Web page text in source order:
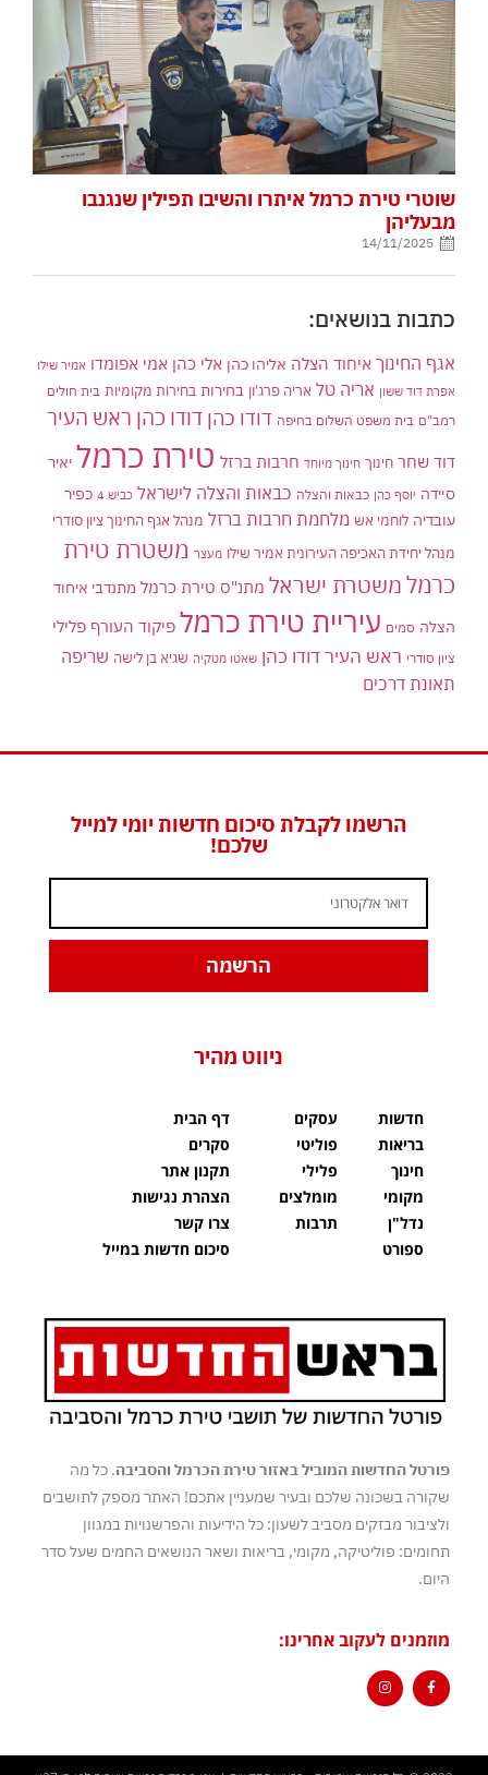
שוטרי טירת כרמל איתרו והשיבו תפילין שנגנבו
מבעליהן
14/11/2025
כתבות בנושאים:
אגף החינוך איחוד הצלה אליהו כהן אלי כהן אמי אפומדו אמיר שילו
אפרת דוד ששון אריה טל אריה פרג'ון בחירות בחירות מקומיות בית חולים
רמב"ם בית משפט השלום בחיפה דודו כהן דודו כהן ראש העיר
דוד שחר חינוך חינוך מיוחד חרבות ברזל טירת כרמל יאיר
סיידה יוסף כהן כבאות והצלה כבאות והצלה לישראל כביש 4
כפיר
עובדיה לוחמי אש מלחמת חרבות ברזל מנהל אגף החינוך ציון סודרי
מנהל יחידת האכיפה העירונית אמיר שילו מעצר משטרת טירת
כרמלמשטרת ישראל מתנ"ס טירת כרמל מתנדבי איחוד
הצלה סמים עיריית טירת כרמל פיקוד העורף פלילי
ציון סודרי ראש העיר דודו כהן שאטו מטקיה שגיא בן לישה שריפה
תאונת דרכים
הרשמו לקבלת סיכום חדשות יומי למייל
שלכם!
הרשמה
ניווט מהיר
חדשות
בריאות
חינוך
מקומי
נדל"ן
ספורט
עסקים
פוליטי
פלילי
מומלצים
תרבות
דף הבית
סקרים
תקנון אתר
הצהרת נגישות
צרו קשר
סיכום חדשות במייל
פורטל החדשות המוביל באזור טירת הכרמל והסביבה. כל מה
שקורה בשכונה שלכם ובעיר שמעניין אתכם! האתר מספק לתושבים
ולציבור מבזקים מסביב לשעון: כל הידיעות והפרשנויות במגוון
תחומים: פוליטיקה, מקומי, בריאות ושאר הנושאים החמים שעל סדר
היום.
מוזמנים לעקוב אחרינו: